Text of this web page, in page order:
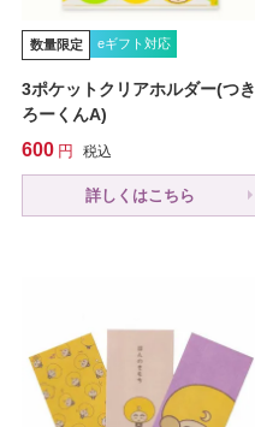
数量限定 eギフト対応
3ポケットクリアホルダー(つき
ろーくんA)
600 税込
詳しくはこちら